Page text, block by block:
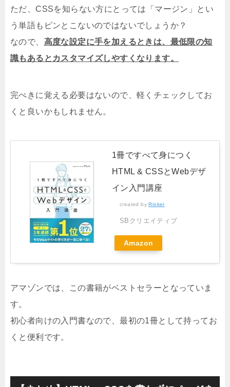
ただ、CSSを知らない方にとっては「マージン」とい
う単語もピンとこないのではないでしょうか？
なので、 高度な設定に手を加えるときは、最低限の知
識もあるとカスタマイズしやすくなります。
完ぺきに覚える必要はないので、軽くチェックしてお
くと良いかもしれません。
1冊ですべて身につく
HTML & CSSとWebデザ
イン入門講座
created byRinker
SBクリエイティブ
Amazon
アマゾンでは、この書籍がベストセラーとなっていま
す。
初心者向けの入門書なので、最初の1冊として持ってお
くと便利です。